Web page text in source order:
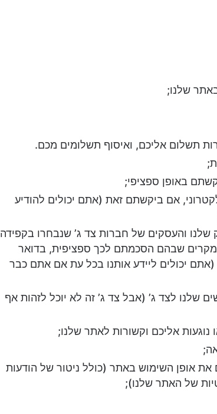
שלנו;
תשלום אליכם, ואיסוף תשלומים מכם.
באופן ספציפי;
אם ביקשתם זאת (אתם יכולים להודיע
והעסקים של חברות צד ג’ שנבחרו בקפידה
שבהם הסכמתם לכך ספציפית, בדואר
(אתם יכולים ליידע אותנו בכל עת אם אתם כבר
לצד ג’ (אבל צד ג’ זה לא יוכל לזהות אף
נוגעות אליכם וקשורות לאתר שלנו;
אופן השימוש באתר (כולל ניטור של הודעות
של האתר שלנו);